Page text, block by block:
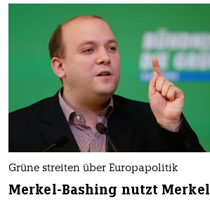
Grüne streiten über Europapolitik
Merkel-Bashing nutzt Merkel